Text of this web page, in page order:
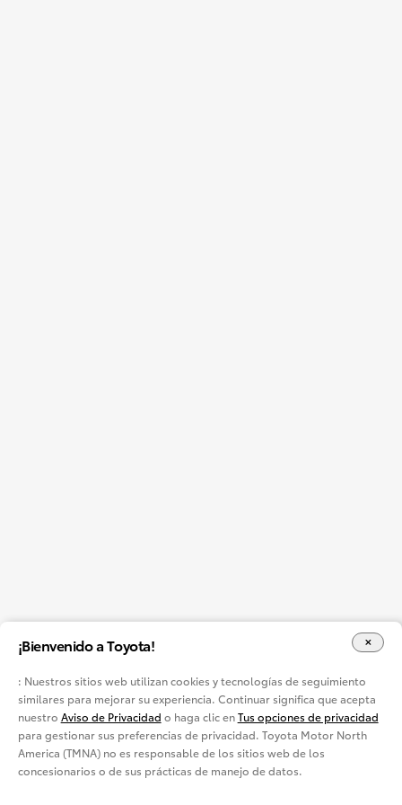
¡Bienvenido a Toyota!
: Nuestros sitios web utilizan cookies y tecnologías de seguimiento
similares para mejorar su experiencia. Continuar significa que acepta
nuestro Aviso de Privacidad o haga clic enTus opciones de privacidad
para gestionar sus preferencias de privacidad. Toyota Motor North
America (TMNA) no es responsable de los sitios web de los
concesionarios o de sus prácticas de manejo de datos.